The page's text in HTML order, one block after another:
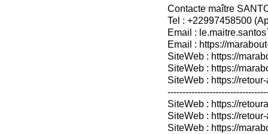
Contacte maître
Tel : +22997458500
Email :
Email : https://
SiteWeb : https://
SiteWeb : https://
SiteWeb : https://
SiteWeb : https://
SiteWeb : https://
SiteWeb : https://